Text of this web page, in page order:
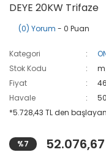
DEYE 20KW Trifaze
(0) Yorum - 0 Puan
Kategori
Stok Kodu
Fiyat
Havale
*5.728,43 TL den
%7 52.076,67